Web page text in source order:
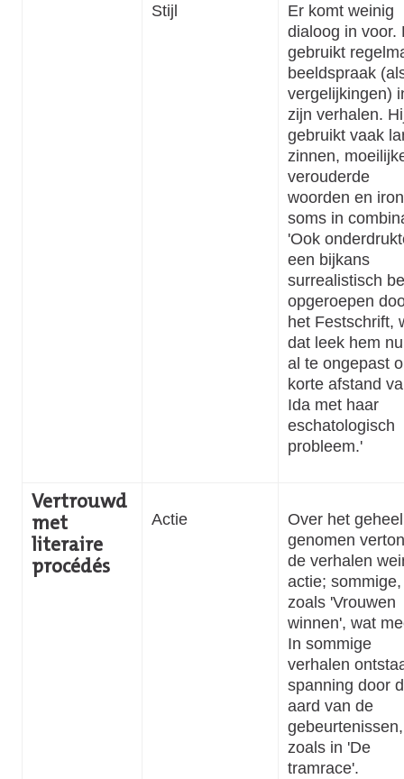
Stijl
Er komt weinig
dialoog in voor.
gebruikt
beeldspraak
vergelijkingen)
zijn verhalen.
gebruikt vaak
zinnen,
verouderde
woorden en
soms in
'Ook
een bijkans
surrealistisch
opgeroepen
het Festschrift,
dat leek hem
al te ongepast
korte afstand
Ida met haar
eschatologisch
probleem.'
Vertrouwd
met
literaire
procédés
Actie
Over het geheel
genomen
de verhalen
actie; sommige,
zoals 'Vrouwen
winnen', wat
In sommige
verhalen
spanning door
aard van de
gebeurtenissen,
zoals in 'De
tramrace'.